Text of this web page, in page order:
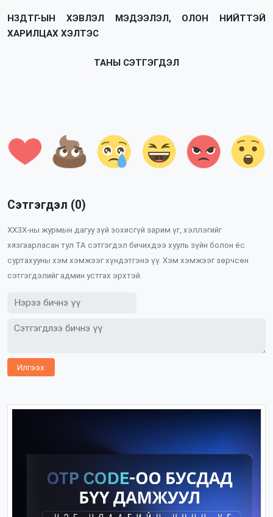
НЗДТГ-ЫН ХЭВЛЭЛ МЭДЭЭЛЭЛ, ОЛОН НИЙТТЭЙ
ХАРИЛЦАХ ХЭЛТЭС
ТАНЫ СЭТГЭГДЭЛ
Сэтгэгдэл (0)
ХХЗХ-ны журмын дагуу зүй зохисгүй зарим үг, хэллэгийг
хязгаарласан тул ТА сэтгэгдэл бичихдээ хууль зүйн болон ёс
суртахууны хэм хэмжээг хүндэтгэнэ үү. Хэм хэмжээг зөрчсөн
сэтгэгдэлийг админ устгах эрхтэй.
Илгээх